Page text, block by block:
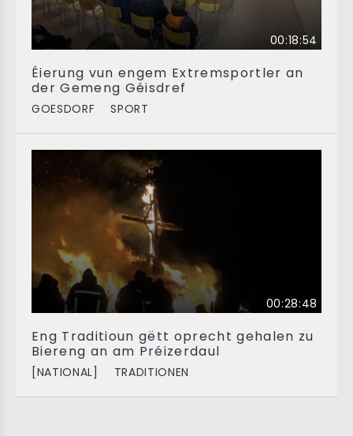
00:18:54
Éierung vun engem Extremsportler an
der Gemeng Géisdref
GOESDORF SPORT
00:28:48
Eng Traditioun gëtt oprecht gehalen zu
Biereng an am Préizerdaul
[NATIONAL] TRADITIONEN